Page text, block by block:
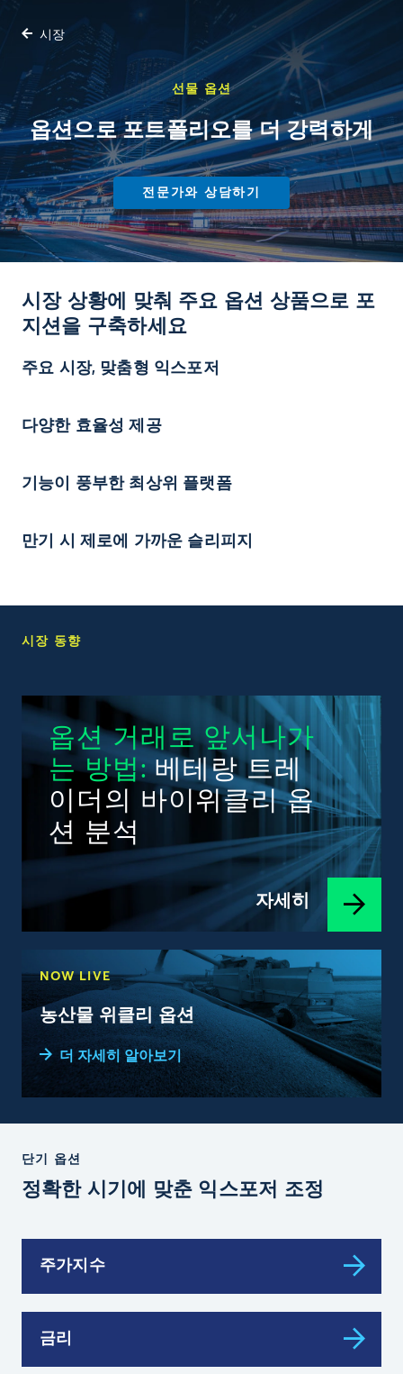
시장
선물 옵션
옵션으로 포트폴리오를 더 강력하게
전문가와 상담하기
시장 상황에 맞춰 주요 옵션 상품으로 포
지션을 구축하세요
주요 시장, 맞춤형 익스포저
다양한 효율성 제공
기능이 풍부한 최상위 플랫폼
만기 시 제로에 가까운 슬리피지
시장 동향
옵션 거래로 앞서나가
는 방법:베테랑 트레
이더의 바이위클리 옵
션 분석
자세히
NOW LIVE
농산물 위클리 옵션
더 자세히 알아보기
단기 옵션
정확한 시기에 맞춘 익스포저 조정
주가지수
금리